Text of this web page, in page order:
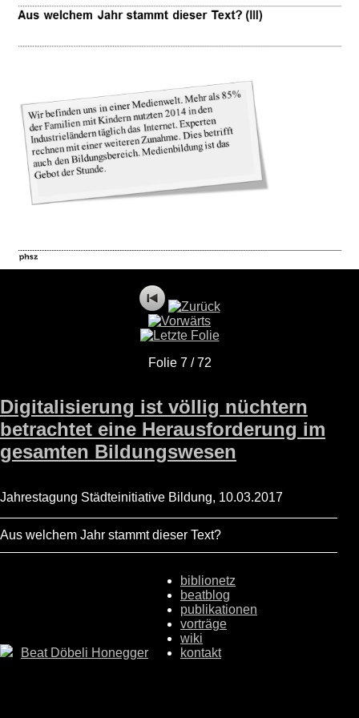
Folie 7 / 72
Digitalisierung ist völlig nüchtern
betrachtet eine Herausforderung im
gesamten Bildungswesen
Jahrestagung Städteinitiative Bildung, 10.03.2017
Aus welchem Jahr stammt dieser Text?
Beat Döbeli Honegger
biblionetz
beatblog
publikationen
vorträge
wiki
kontakt